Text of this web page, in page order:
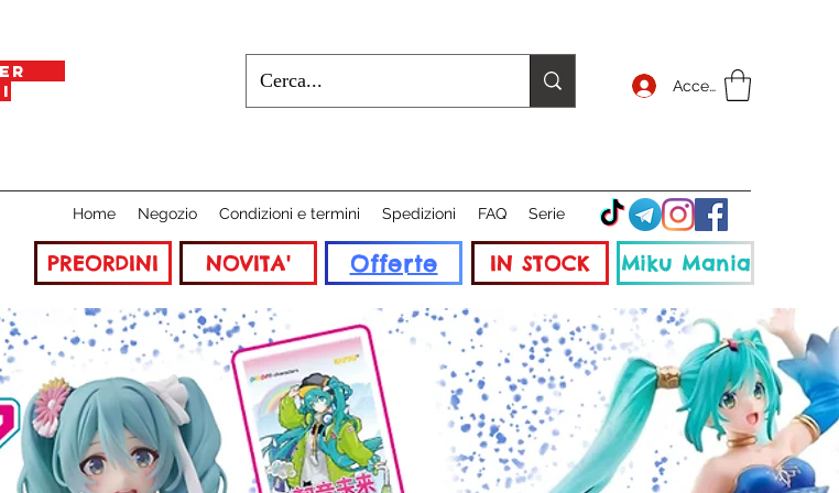
Accedi
Home Negozio Condizioni e termini Spedizioni FAQ Serie
PREORDINI NOVITA' Offerte IN STOCK Miku Mania